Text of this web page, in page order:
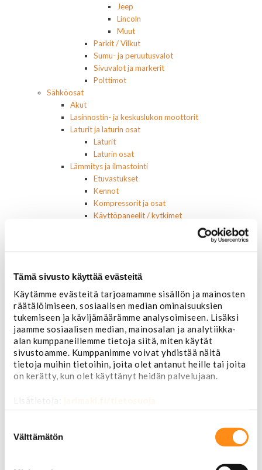
Tämä sivusto käyttää evästeitä
Käytämme evästeitä tarjoamamme sisällön ja mainosten
räätälöimiseen, sosiaalisen median ominaisuuksien
tukemiseen ja kävijämäärämme analysoimiseen. Lisäksi
jaamme sosiaalisen median, mainosalan ja analytiikka-
alan kumppaneillemme tietoja siitä, miten käytät
sivustoamme. Kumppanimme voivat yhdistää näitä
tietoja muihin tietoihin, joita olet antanut heille tai joita
on kerätty, kun olet käyttänyt heidän palvelujaan.
Lisätietoja: jarimaki.fi/tietosuoja
valinta
Välttämätön
Jeep
Lincoln
Muut
Parkit / Vilkut
Sumu- ja peruutusvalot
Sivuvalot ja markerit
Polttimot
Sähköosat
Akut
Lasinnostin- ja keskuslukon moottorit
Laturit ja laturin osat
Laturit
Laturin osat
Lämmitys ja ilmastointi
Etuvastukset
Kennot
Kompressorit ja osat
Käyttöpaneelit / kytkimet
Muut
Startit ja startin osat
Starttimoottorit
Starttimoottorin osat
Sytytysosat
Sähköosat
Ajovalokytkimet
Jarruvalokytkimet
Keskuslukon kytkimet
Lasinnostimen kytkimet
Muut kytkimet ja sähköosat
Nelivedon kytkimet